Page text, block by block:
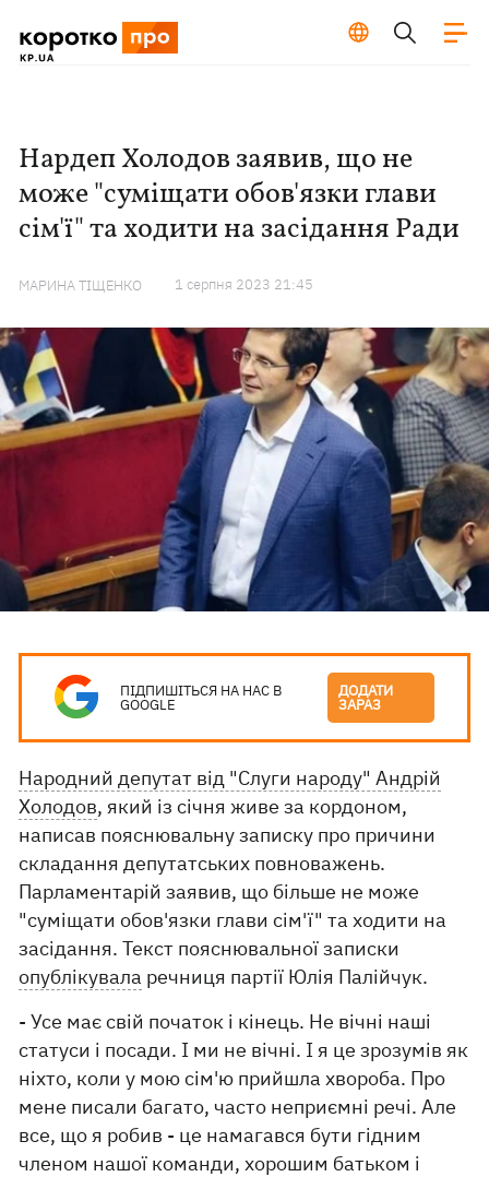
Нардеп Холодов заявив, що не
може "суміщати обов'язки глави
сім'ї" та ходити на засідання Ради
МАРИНА ТІЩЕНКО 1 серпня 2023 21:45
ПІДПИШІТЬСЯ НА НАС В
GOOGLE
ДОДАТИ
ЗАРАЗ
Народний депутат від "Слуги народу" Андрій
Холодов, який із січня живе за кордоном,
написав пояснювальну записку про причини
складання депутатських повноважень.
Парламентарій заявив, що більше не може
"суміщати обов'язки глави сім'ї" та ходити на
засідання. Текст пояснювальної записки
опублікувала речниця партії Юлія Палійчук.
- Усе має свій початок і кінець. Не вічні наші
статуси і посади. І ми не вічні. І я це зрозумів як
ніхто, коли у мою сім'ю прийшла хвороба. Про
мене писали багато, часто неприємні речі. Але
все, що я робив - це намагався бути гідним
членом нашої команди, хорошим батьком і